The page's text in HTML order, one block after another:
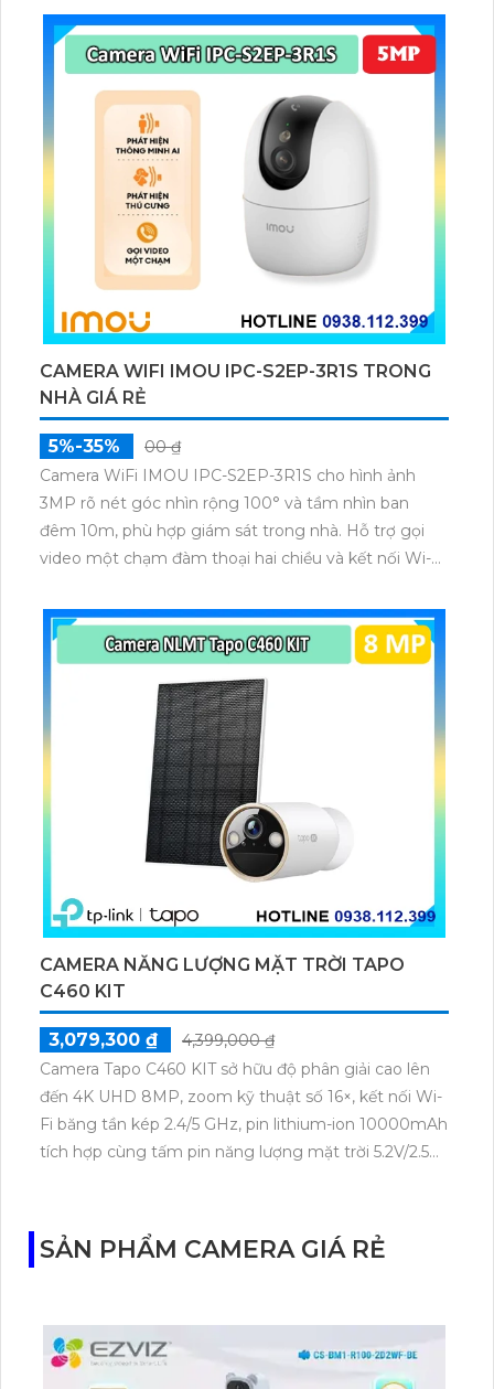
dữ liệu qua thẻ microSD lên đến 512GB.
CAMERA WIFI IMOU IPC-S2EP-3R1S TRONG
NHÀ GIÁ RẺ
5%-35%
00 ₫
Camera WiFi IMOU IPC-S2EP-3R1S cho hình ảnh
3MP rõ nét góc nhìn rộng 100° và tầm nhìn ban
đêm 10m, phù hợp giám sát trong nhà. Hỗ trợ gọi
video một chạm đàm thoại hai chiều và kết nối Wi-Fi
microSD tối đa 256GB hoặc lưu đám mây dễ lắp đặt
cho gia đình và văn phòng nhỏ.
CAMERA NĂNG LƯỢNG MẶT TRỜI TAPO
C460 KIT
3,079,300 ₫
4,399,000 ₫
Camera Tapo C460 KIT sở hữu độ phân giải cao lên
đến 4K UHD 8MP, zoom kỹ thuật số 16×, kết nối Wi-
Fi băng tần kép 2.4/5 GHz, pin lithium-ion 10000mAh
tích hợp cùng tấm pin năng lượng mặt trời 5.2V/2.5W.
SẢN PHẨM CAMERA GIÁ RẺ